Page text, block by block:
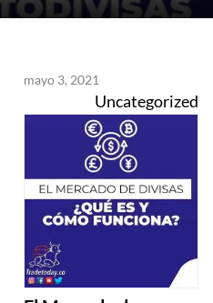
mayo 3, 2021
Uncategorized